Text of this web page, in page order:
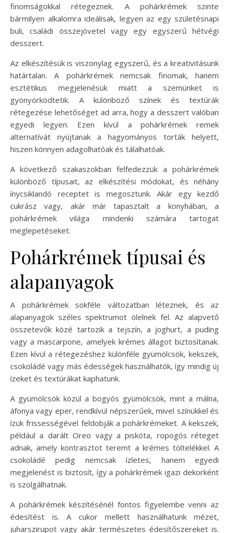
finomságokkal rétegeznek. A pohárkrémek szinte
bármilyen alkalomra ideálisak, legyen az egy születésnapi
buli, családi összejövetel vagy egy egyszerű hétvégi
desszert.
Az elkészítésük is viszonylag egyszerű, és a kreativitásunk
határtalan. A pohárkrémek nemcsak finomak, hanem
esztétikus megjelenésük miatt a szemünket is
gyönyörködtetik. A különböző színek és textúrák
rétegezése lehetőséget ad arra, hogy a desszert valóban
egyedi legyen. Ezen kívül a pohárkrémek remek
alternatívát nyújtanak a hagyományos torták helyett,
hiszen könnyen adagolhatóak és tálalhatóak.
A következő szakaszokban felfedezzük a pohárkrémek
különböző típusait, az elkészítési módokat, és néhány
ínycsiklandó receptet is megosztunk. Akár egy kezdő
cukrász vagy, akár már tapasztalt a konyhában, a
pohárkrémek világa mindenki számára tartogat
meglepetéseket.
Pohárkrémek típusai és
alapanyagok
A pohárkrémek sokféle változatban léteznek, és az
alapanyagok széles spektrumot ölelnek fel. Az alapvető
összetevők közé tartozik a tejszín, a joghurt, a puding
vagy a mascarpone, amelyek krémes állagot biztosítanak.
Ezen kívül a rétegezéshez különféle gyümölcsök, kekszek,
csokoládé vagy más édességek használhatók, így mindig új
ízeket és textúrákat kaphatunk.
A gyümölcsök közül a bogyós gyümölcsök, mint a málna,
áfonya vagy eper, rendkívül népszerűek, mivel színükkel és
ízük frissességével feldobják a pohárkrémeket. A kekszek,
például a darált Oreo vagy a piskóta, ropogós réteget
adnak, amely kontrasztot teremt a krémes töltelékkel. A
csokoládé pedig nemcsak ízletes, hanem egyedi
megjelenést is biztosít, így a pohárkrémek igazi dekorként
is szolgálhatnak.
A pohárkrémek készítésénél fontos figyelembe venni az
édesítést is. A cukor mellett használhatunk mézet,
juharszirupot vagy akár természetes édesítőszereket is.